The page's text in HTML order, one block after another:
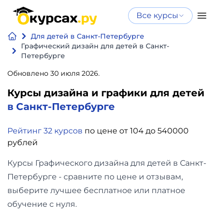
Все курсы
Для детей в Санкт-Петербурге
Графический дизайн для детей в Санкт-
Петербурге
Обновлено 30 июля 2026.
Курсы дизайна и графики для детей
в Санкт-Петербурге
Рейтинг 32 курсов по цене от 104 до 540000
рублей
Курсы Графического дизайна для детей в Санкт-
Петербурге - сравните по цене и отзывам,
выберите лучшее бесплатное или платное
обучение с нуля.
Нейросеть
и ИИ
Программирование
Бизнес
и
финансы
Аналитика
Видео,
Нейросеть и ИИ
искусственному
Курсы по нейросетям
Бесплатно